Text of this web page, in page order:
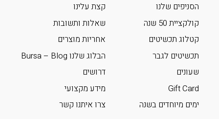
הסניפים שלנו
קולקציית 50 שנה
קטלוג תכשיטים
תכשיטים לגבר
שעונים
Gift Card
ימים מיוחדים בשנה
קצת עלינו
שאלות ותשובות
אחריות מוצרים
הבלוג שלנו Bursa – Blog
דרושים
מידע מקצועי
צרו איתנו קשר